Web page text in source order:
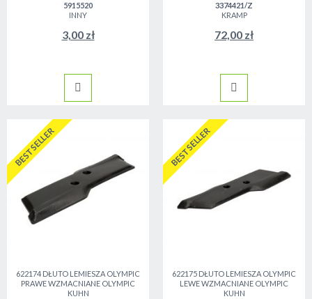
5915520
INNY
3,00 zł
3374421/Z
KRAMP
72,00 zł
BESTSELLER
622174 DŁUTO LEMIESZA OLYMPIC
PRAWE WZMACNIANE OLYMPIC
KUHN
BESTSELLER
622175 DŁUTO LEMIESZA OLYMPIC
LEWE WZMACNIANE OLYMPIC
KUHN